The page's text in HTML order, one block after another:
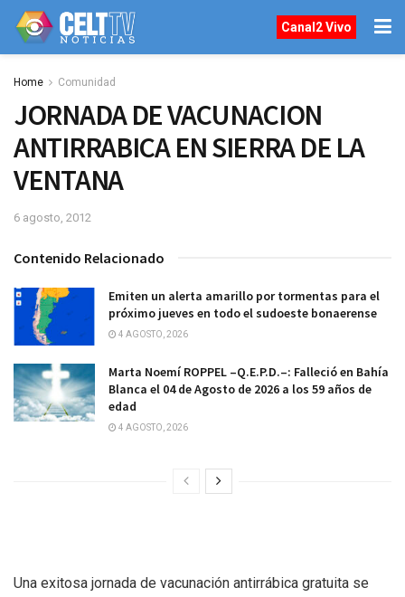
Canal2 Vivo
Home Comunidad
JORNADA DE VACUNACION
ANTIRRABICA EN SIERRA DE LA
VENTANA
6 agosto, 2012
Contenido Relacionado
Emiten un alerta amarillo por tormentas para el
próximo jueves en todo el sudoeste bonaerense
4 AGOSTO, 2026
Marta Noemí ROPPEL –Q.E.P.D.–: Falleció en Bahía
Blanca el 04 de Agosto de 2026 a los 59 años de
edad
4 AGOSTO, 2026
Una exitosa jornada de vacunación antirrábica gratuita se